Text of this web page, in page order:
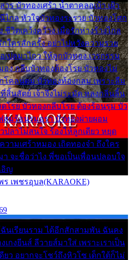
าร บัวทองเศร้า น้ำตาคลอเบ้า เฝ้า
กล หัวใจบัวทองระรวย บัวทองโศก
ชีวิตเคว้งคว้าง เมื่อรักห่างร้างไกล
ใครสักครั้ง อย่าไปหวังความรวย
เปลมาไกว ให้ลูกบัวทอง เวรกรรม
อง กลีบบัวทองต้องโรย บัวทองไม่
โคลนตม บัวทองท้องกลม เพราะลืม
สิ้นสัตย์ เจ้าจึงไม่ระมัด หลงกลิ่นลิ้น
โรย บัวทองกลีบโรย ต้องร้อนรุม บัว
มร้อนรุมอุรา บัวทองผ่ายผอม
ปลาไม่สนใจ ร้องไห้ลูกเดียว หยุด
วามเศร้าหมอง เถิดทองจ๋า ถึงใคร
า จะชื่อว่าไง พี่ขอเป็นเพื่อนปลอบใจ
อิญ
ร เพชรอุบล(KARAOKE)
นเรียนราม ได้อีกสักสามพัน ฉันคง
เกงยีนส์ ลีวายส์มาใส่ เพราะเราเป็น
ยว อยากจะโชว์ถึงหิวโซ เด็กใต้ก็ไม่